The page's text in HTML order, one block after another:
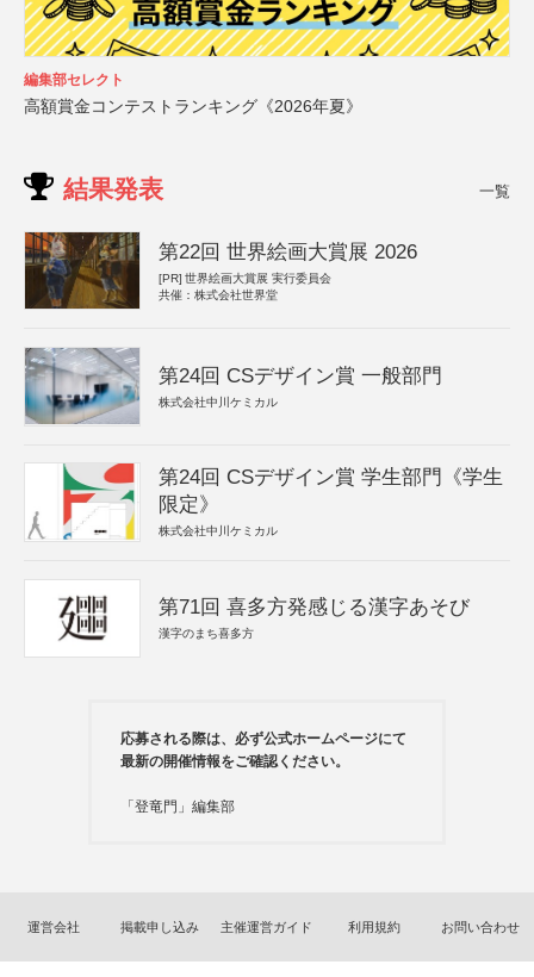
編集部セレクト
高額賞金コンテストランキング《2026年夏》
結果発表 一覧
第22回 世界絵画大賞展 2026
[PR] 世界絵画大賞展 実行委員会
共催：株式会社世界堂
第24回 CSデザイン賞 一般部門
株式会社中川ケミカル
第24回 CSデザイン賞 学生部門《学生
限定》
株式会社中川ケミカル
第71回 喜多方発感じる漢字あそび
漢字のまち喜多方
応募される際は、必ず公式ホームページにて
最新の開催情報をご確認ください。
「登竜門」編集部
運営会社 掲載申し込み 主催運営ガイド 利用規約 お問い合わせ